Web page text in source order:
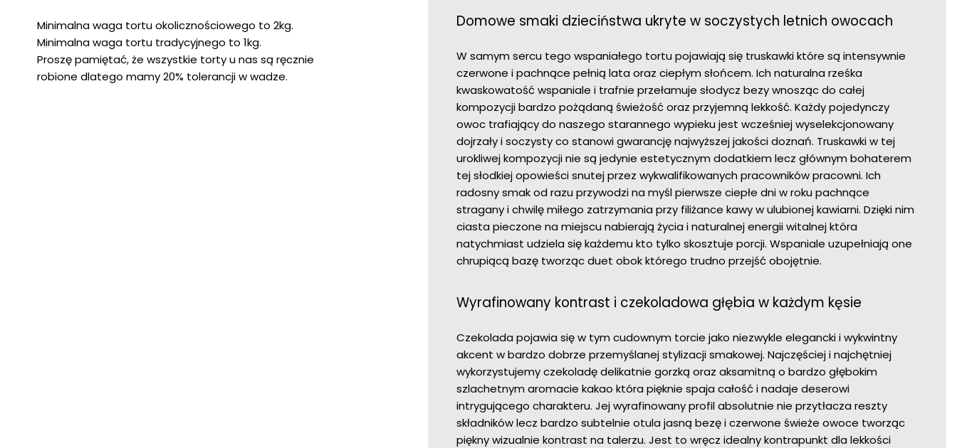
Minimalna waga tortu okolicznościowego to 2kg.
Minimalna waga tortu tradycyjnego to 1kg.
Proszę pamiętać, że wszystkie torty u nas są ręcznie
robione dlatego mamy 20% tolerancji w wadze.
Domowe smaki dzieciństwa ukryte w soczystych letnich owocach
W samym sercu tego wspaniałego tortu pojawiają się truskawki które są intensywnie
czerwone i pachnące pełnią lata oraz ciepłym słońcem. Ich naturalna rześka
kwaskowatość wspaniale i trafnie przełamuje słodycz bezy wnosząc do całej
kompozycji bardzo pożądaną świeżość oraz przyjemną lekkość. Każdy pojedynczy
owoc trafiający do naszego starannego wypieku jest wcześniej wyselekcjonowany
dojrzały i soczysty co stanowi gwarancję najwyższej jakości doznań. Truskawki w tej
urokliwej kompozycji nie są jedynie estetycznym dodatkiem lecz głównym bohaterem
tej słodkiej opowieści snutej przez wykwalifikowanych pracowników pracowni. Ich
radosny smak od razu przywodzi na myśl pierwsze ciepłe dni w roku pachnące
stragany i chwilę miłego zatrzymania przy filiżance kawy w ulubionej kawiarni. Dzięki nim
ciasta pieczone na miejscu nabierają życia i naturalnej energii witalnej która
natychmiast udziela się każdemu kto tylko skosztuje porcji. Wspaniale uzupełniają one
chrupiącą bazę tworząc duet obok którego trudno przejść obojętnie.
Wyrafinowany kontrast i czekoladowa głębia w każdym kęsie
Czekolada pojawia się w tym cudownym torcie jako niezwykle elegancki i wykwintny
akcent w bardzo dobrze przemyślanej stylizacji smakowej. Najczęściej i najchętniej
wykorzystujemy czekoladę delikatnie gorzką oraz aksamitną o bardzo głębokim
szlachetnym aromacie kakao która pięknie spaja całość i nadaje deserowi
intrygującego charakteru. Jej wyrafinowany profil absolutnie nie przytłacza reszty
składników lecz bardzo subtelnie otula jasną bezę i czerwone świeże owoce tworząc
piękny wizualnie kontrast na talerzu. Jest to wręcz idealny kontrapunkt dla lekkości